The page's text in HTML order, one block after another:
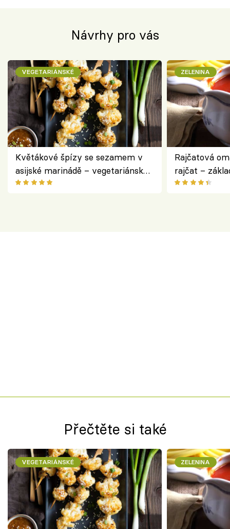
Návrhy pro vás
VEGETARIÁNSKÉ
Květákové špízy se sezamem v
asijské marinádě – vegetariánská
chuťovka z grilu
ZELENINA
Rajčatová
rajčat –
Přečtěte si také
VEGETARIÁNSKÉ ZELENINA